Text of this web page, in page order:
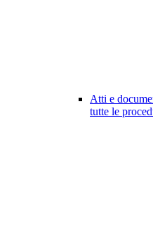
Atti e
tutte le